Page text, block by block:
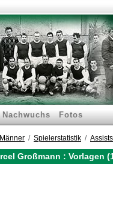
Nachwuchs Fotos
Männer Spielerstatistik Assists
Großmann : Vorlagen